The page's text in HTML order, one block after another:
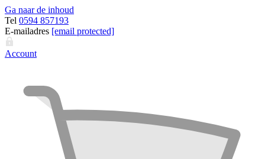
Ga naar de inhoud
Tel 0594 857193
E-mailadres [email protected]
Account